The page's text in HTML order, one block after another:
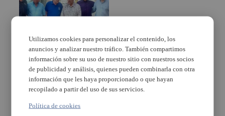
La plataforma que
defiende una barriada
histórica con nombre
propio
Utilizamos cookies para personalizar el contenido, los
anuncios y analizar nuestro tráfico. También compartimos
información sobre su uso de nuestro sitio con nuestros socios
de publicidad y análisis, quienes pueden combinarla con otra
información que les haya proporcionado o que hayan
recopilado a partir del uso de sus servicios.
Política de cookies